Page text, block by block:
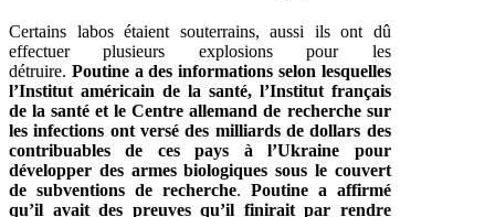
Certains labos étaient souterrains, aussi ils ont dû
effectuer plusieurs explosions pour les
détruire. Poutine a des informations selon lesquelles
l’Institut américain de la santé, l’Institut français
de la santé et le Centre allemand de recherche sur
les infections ont versé des milliards de dollars des
contribuables de ces pays à l’Ukraine pour
développer des armes biologiques sous le couvert
de subventions de recherche. Poutine a affirmé
qu’il avait des preuves qu’il finirait par rendre